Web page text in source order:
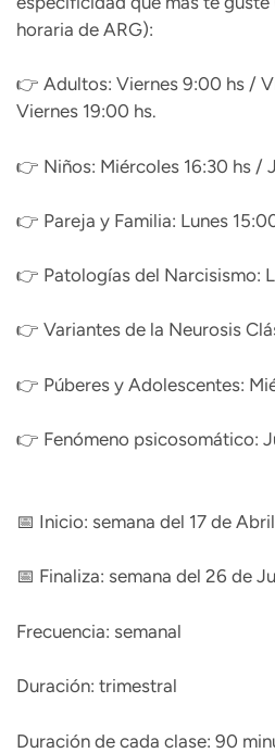
horaria de ARG):
👉 Adultos: Viernes 9:00 hs /
Viernes 19:00 hs.
👉 Niños: Miércoles 16:30 hs /
👉 Pareja y Familia: Lunes
👉 Patologías del Narcisismo:
👉 Variantes de la Neurosis
👉 Púberes y Adolescentes:
👉 Fenómeno psicosomático:
📅 Inicio: semana del 17 de Abril
📅 Finaliza: semana del 26 de
Frecuencia: semanal
Duración: trimestral
Duración de cada clase: 90